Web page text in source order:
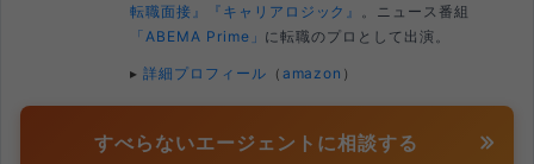
転職面接』
『キャリアロジック』
。ニュース番組
「ABEMA Prime」 に転職のプロとして出演。
▸ 詳細プロフィール （ amazon ）
すべらないエージェントに相談する